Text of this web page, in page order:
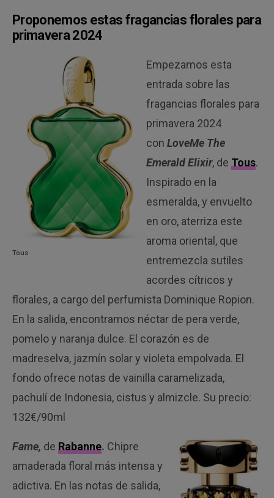
Proponemos estas fragancias florales para
primavera 2024
Tous
Empezamos esta
entrada sobre las
fragancias florales para
primavera 2024
conLoveMe The
Emerald Elixir, deTous.
Inspirado en la
esmeralda, y envuelto
en oro, aterriza este
aroma oriental, que
entremezcla sutiles
acordes cítricos y
florales, a cargo del perfumista Dominique Ropion.
En la salida, encontramos néctar de pera verde,
pomelo y naranja dulce. El corazón es de
madreselva, jazmín solar y violeta empolvada. El
fondo ofrece notas de vainilla caramelizada,
pachulí de Indonesia, cistus y almizcle. Su precio:
132€/90ml
Fame, deRabanne. Chipre
amaderada floral más intensa y
adictiva. En las notas de salida,